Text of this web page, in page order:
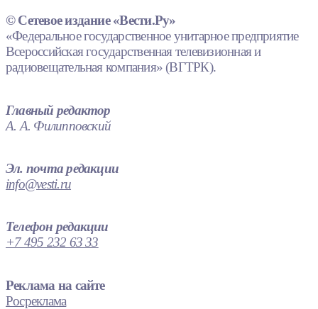
© Сетевое издание «Вести.Ру»
«Федеральное государственное унитарное предприятие
Всероссийская государственная телевизионная и
радиовещательная компания» (ВГТРК).
Главный редактор
А. А. Филипповский
Эл. почта редакции
info@vesti.ru
Телефон редакции
+7 495 232 63 33
Реклама на сайте
Росреклама